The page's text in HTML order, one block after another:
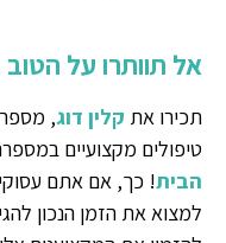
אל תוותרו על
תכירו את קלין דוג,
טיפולים מקצועיים
הבית! כך, אם אתם
למצוא את הזמן הנכון